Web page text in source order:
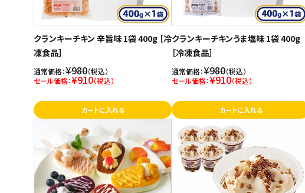
クランキーチキン 辛旨味 1袋 400g ［冷
凍食品］
通常価格：¥980（税込）
セール価格：¥910（税込）
カートに入れる
クランキーチキンうま塩味 1袋 400g
［冷凍食品］
通常価格：¥980（税込）
セール価格：¥910（税込）
カートに入れる